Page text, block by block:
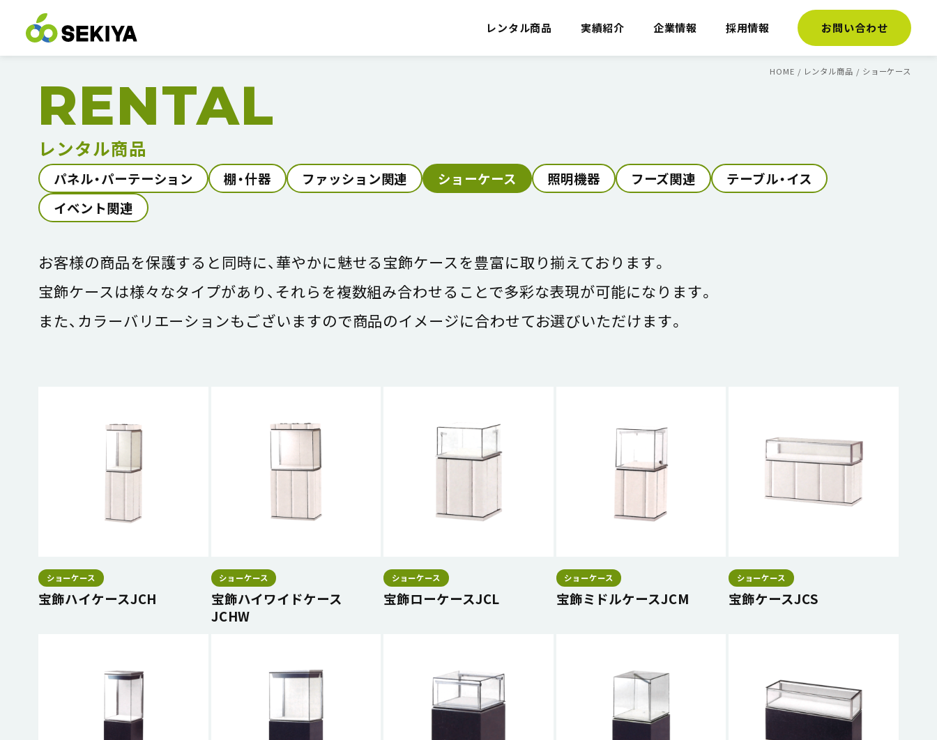
レンタル商品 実績紹介 企業情報 採用情報 お問い合わせ
HOME / レンタル商品 / ショーケース
RENTAL
レンタル商品
パネル・パーテーション 棚・什器 ファッション関連 ショーケース 照明機器 フーズ関連
テーブル・イス
イベント関連
お客様の商品を保護すると同時に、華やかに魅せる宝飾ケースを豊富に取り揃えております。
宝飾ケースは様々なタイプがあり、それらを複数組み合わせることで多彩な表現が可能になります。
また、カラーバリエーションもございますので商品のイメージに合わせてお選びいただけます。
ショーケース
宝飾ハイケースJCH
ショーケース
宝飾ハイワイドケース
JCHW
ショーケース
宝飾ローケースJCL
ショーケース
宝飾ミドルケースJCM
ショーケース
宝飾ケースJCS